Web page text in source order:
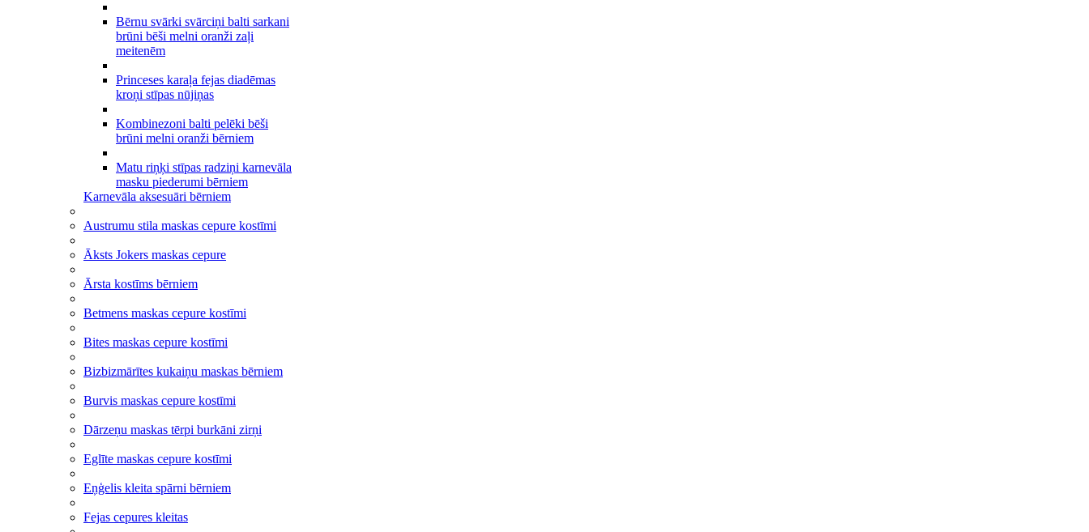
Bērnu svārki svārciņi balti sarkani
brūni bēši melni oranži zaļi
meitenēm
Princeses karaļa fejas diadēmas
kroņi stīpas nūjiņas
Kombinezoni balti pelēki bēši
brūni melni oranži bērniem
Matu riņķi stīpas radziņi karnevāla
masku piederumi bērniem
Karnevāla aksesuāri bērniem
Austrumu stila maskas cepure kostīmi
Āksts Jokers maskas cepure
Ārsta kostīms bērniem
Betmens maskas cepure kostīmi
Bites maskas cepure kostīmi
Bizbizmārītes kukaiņu maskas bērniem
Burvis maskas cepure kostīmi
Dārzeņu maskas tērpi burkāni zirņi
Eglīte maskas cepure kostīmi
Eņģelis kleita spārni bērniem
Fejas cepures kleitas